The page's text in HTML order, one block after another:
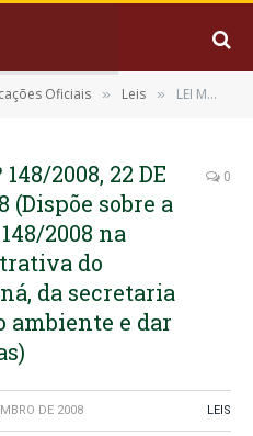
Oficiais » Leis » LEI MUNICIPAL Nº 148/2008, 22 DE DEZEMBRO DE 2008 (Dispõe sobre a alteração da lei nº 148/2008 na estrutura administrativa do município de Muaná, da secretaria municipal do meio ambiente e dar outras providências)
2008, 22 DE
(Dispõe sobre a
2008 na
do
da secretaria
e dar
0
DE 2008 LEIS